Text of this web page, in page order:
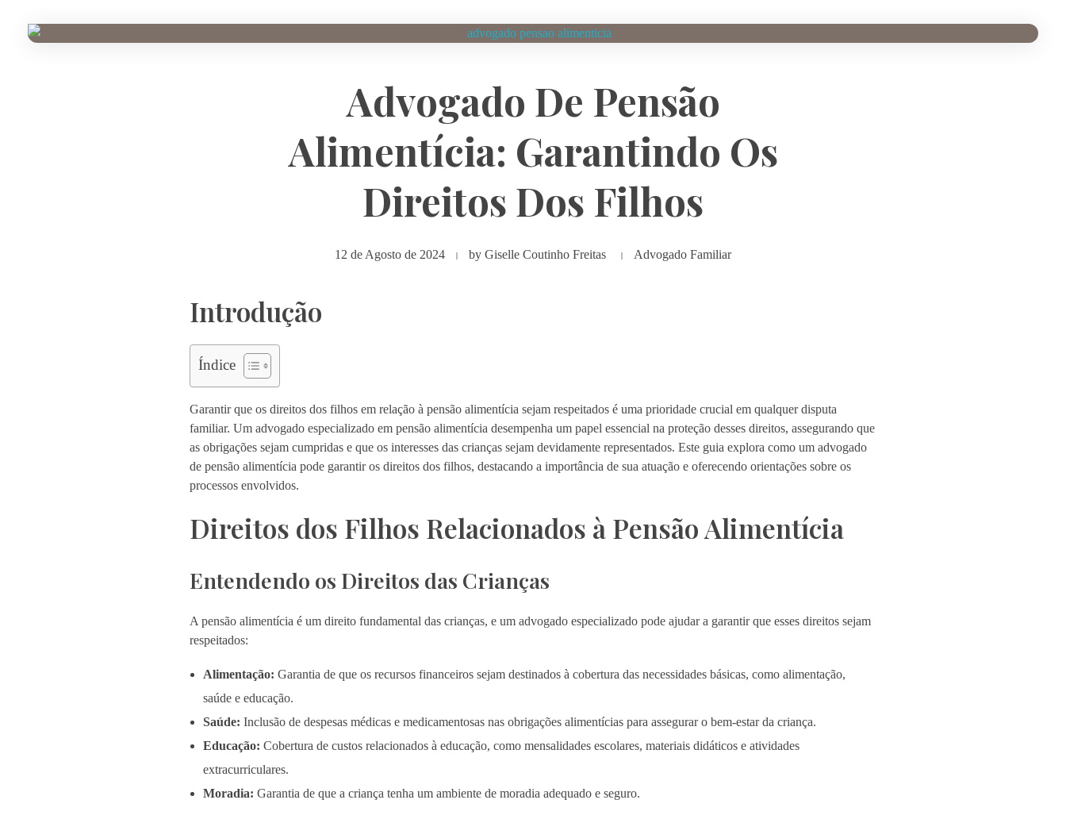
Advogado De Pensão
Alimentícia: Garantindo Os
Direitos Dos Filhos
12 de Agosto de 2024 by Giselle Coutinho Freitas Advogado Familiar
Introdução
Índice
Garantir que os direitos dos filhos em relação à pensão alimentícia sejam respeitados é uma prioridade crucial em qualquer disputa
familiar. Um advogado especializado em pensão alimentícia desempenha um papel essencial na proteção desses direitos, assegurando que
as obrigações sejam cumpridas e que os interesses das crianças sejam devidamente representados. Este guia explora como um advogado
de pensão alimentícia pode garantir os direitos dos filhos, destacando a importância de sua atuação e oferecendo orientações sobre os
processos envolvidos.
Direitos dos Filhos Relacionados à Pensão Alimentícia
Entendendo os Direitos das Crianças
A pensão alimentícia é um direito fundamental das crianças, e um advogado especializado pode ajudar a garantir que esses direitos sejam
respeitados:
Alimentação: Garantia de que os recursos financeiros sejam destinados à cobertura das necessidades básicas, como alimentação,
saúde e educação.
Saúde: Inclusão de despesas médicas e medicamentosas nas obrigações alimentícias para assegurar o bem-estar da criança.
Educação: Cobertura de custos relacionados à educação, como mensalidades escolares, materiais didáticos e atividades
extracurriculares.
Moradia: Garantia de que a criança tenha um ambiente de moradia adequado e seguro.